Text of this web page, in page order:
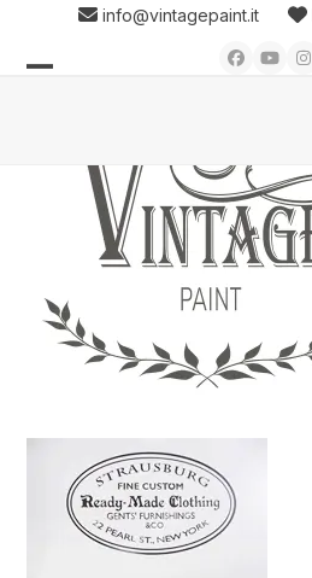
content
info@vintagepaint.it
Facebook
menu
menu